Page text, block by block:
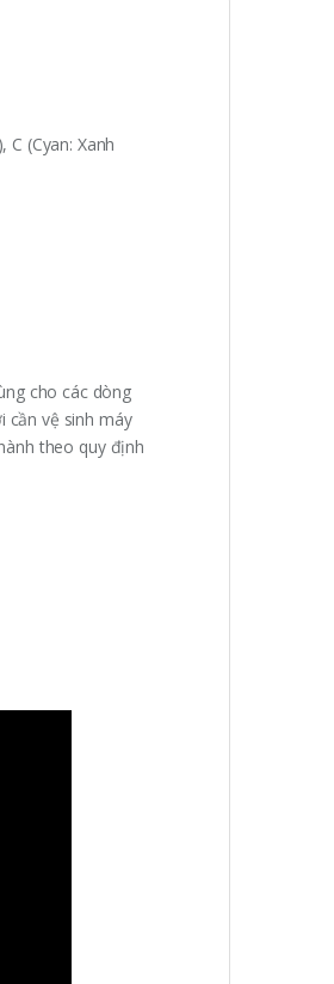
(Cyan: Xanh
cho các dòng
cần vệ sinh máy
theo quy định